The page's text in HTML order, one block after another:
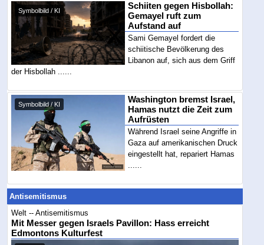
Symbolbild / KI
Schiiten gegen Hisbollah:
Gemayel ruft zum
Aufstand auf
Sami Gemayel fordert die
schiitische Bevölkerung des
Libanon auf, sich aus dem Griff
der Hisbollah ......
Symbolbild / KI
Washington bremst Israel,
Hamas nutzt die Zeit zum
Aufrüsten
Während Israel seine Angriffe in
Gaza auf amerikanischen Druck
eingestellt hat, repariert Hamas
Antisemitismus
Welt -- Antisemitismus
Mit Messer gegen Israels Pavillon: Hass erreicht
Edmontons Kulturfest